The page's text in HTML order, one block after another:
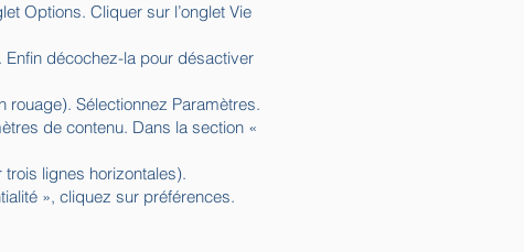
Options. Cliquer sur l’onglet Vie
Enfin décochez-la pour désactiver
Sélectionnez Paramètres.
de contenu. Dans la section «
lignes horizontales).
», cliquez sur préférences.